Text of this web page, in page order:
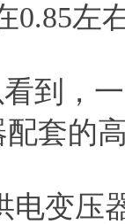
0.85左
到，
配套的
电变压